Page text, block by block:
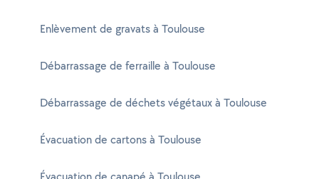
Enlèvement de gravats à Toulouse
Débarrassage de ferraille à Toulouse
Débarrassage de déchets végétaux à Toulouse
Évacuation de cartons à Toulouse